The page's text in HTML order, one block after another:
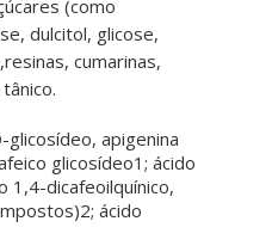
(como
dulcitol, glicose,
cumarinas,
glicosídeo, apigenina
glicosídeo1; ácido
1,4-dicafeoilquínico,
ácido